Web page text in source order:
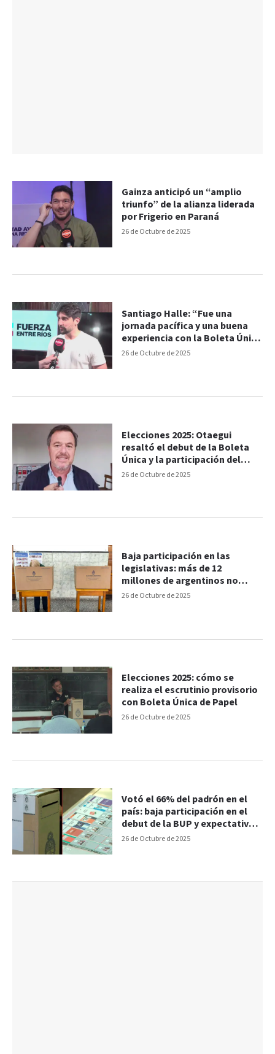
26 de Octubre de 2025
Gainza anticipó un “amplio
triunfo” de la alianza liderada
por Frigerio en Paraná
26 de Octubre de 2025
Santiago Halle: “Fue una
jornada pacífica y una buena
experiencia con la Boleta Única
de Papel”
26 de Octubre de 2025
Elecciones 2025: Otaegui
resaltó el debut de la Boleta
Única y la participación del
electorado
26 de Octubre de 2025
Baja participación en las
legislativas: más de 12
millones de argentinos no
fueron a votar
26 de Octubre de 2025
Elecciones 2025: cómo se
realiza el escrutinio provisorio
con Boleta Única de Papel
26 de Octubre de 2025
Votó el 66% del padrón en el
país: baja participación en el
debut de la BUP y expectativa
por los resultados